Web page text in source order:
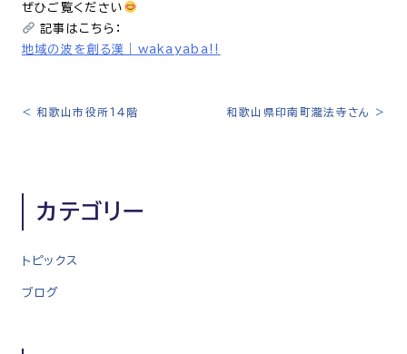
ぜひご覧ください
記事はこちら：
地域の波を創る漢｜wakayaba!!
投
ゲ
シ
ン
< 和歌山市役所１４階 和歌山県印南町瀧法寺さん >
カテゴリー
トピックス
ブログ